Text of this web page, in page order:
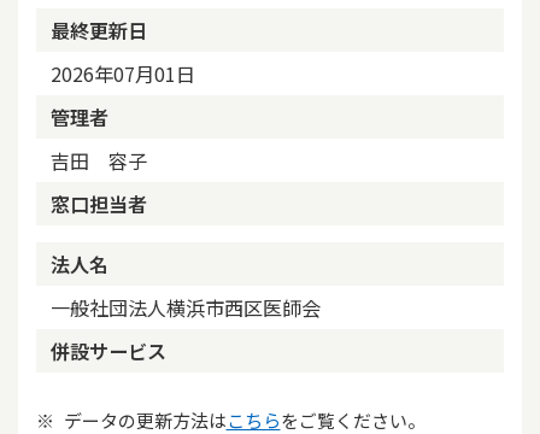
最終更新日
2026年07月01日
管理者
吉田 容子
窓口担当者
法人名
一般社団法人横浜市西区医師会
併設サービス
データの更新方法はこちらをご覧ください。